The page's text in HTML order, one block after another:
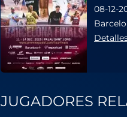
08-12-
JUGADORES